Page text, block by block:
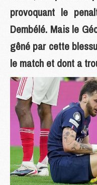
provoquant le
Dembélé. Mais le
gêné par cette
le match et dont a